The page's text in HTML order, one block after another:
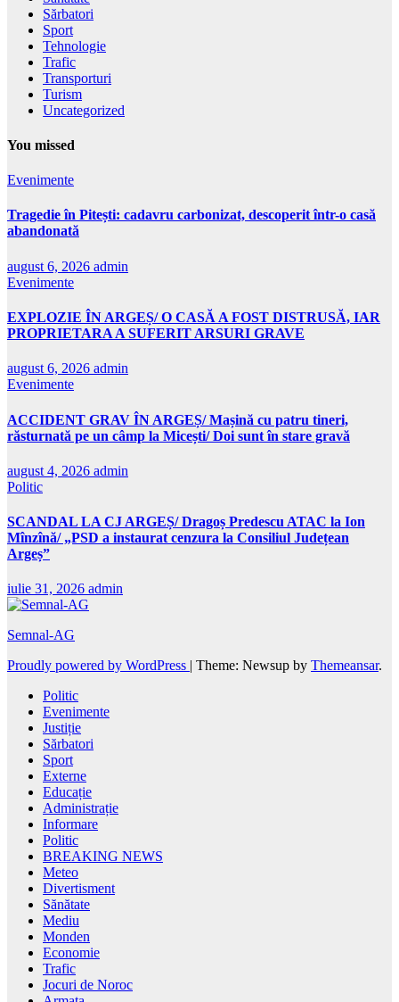
Sărbatori
Sport
Tehnologie
Trafic
Transporturi
Turism
Uncategorized
You missed
Evenimente
Tragedie în Pitești: cadavru carbonizat, descoperit într-o casă
abandonată
august 6, 2026 admin
Evenimente
EXPLOZIE ÎN ARGEȘ/ O CASĂ A FOST DISTRUSĂ, IAR
PROPRIETARA A SUFERIT ARSURI GRAVE
august 6, 2026 admin
Evenimente
ACCIDENT GRAV ÎN ARGEȘ/ Mașină cu patru tineri,
răsturnată pe un câmp la Micești/ Doi sunt în stare gravă
august 4, 2026 admin
Politic
SCANDAL LA CJ ARGEȘ/ Dragoș Predescu ATAC la Ion
Mînzînă/ „PSD a instaurat cenzura la Consiliul Județean
Argeș”
iulie 31, 2026 admin
Semnal-AG
Proudly powered by WordPress | Theme: Newsup by Themeansar.
Politic
Evenimente
Justiție
Sărbatori
Sport
Externe
Educație
Administrație
Informare
Politic
BREAKING NEWS
Meteo
Divertisment
Sănătate
Mediu
Monden
Economie
Trafic
Jocuri de Noroc